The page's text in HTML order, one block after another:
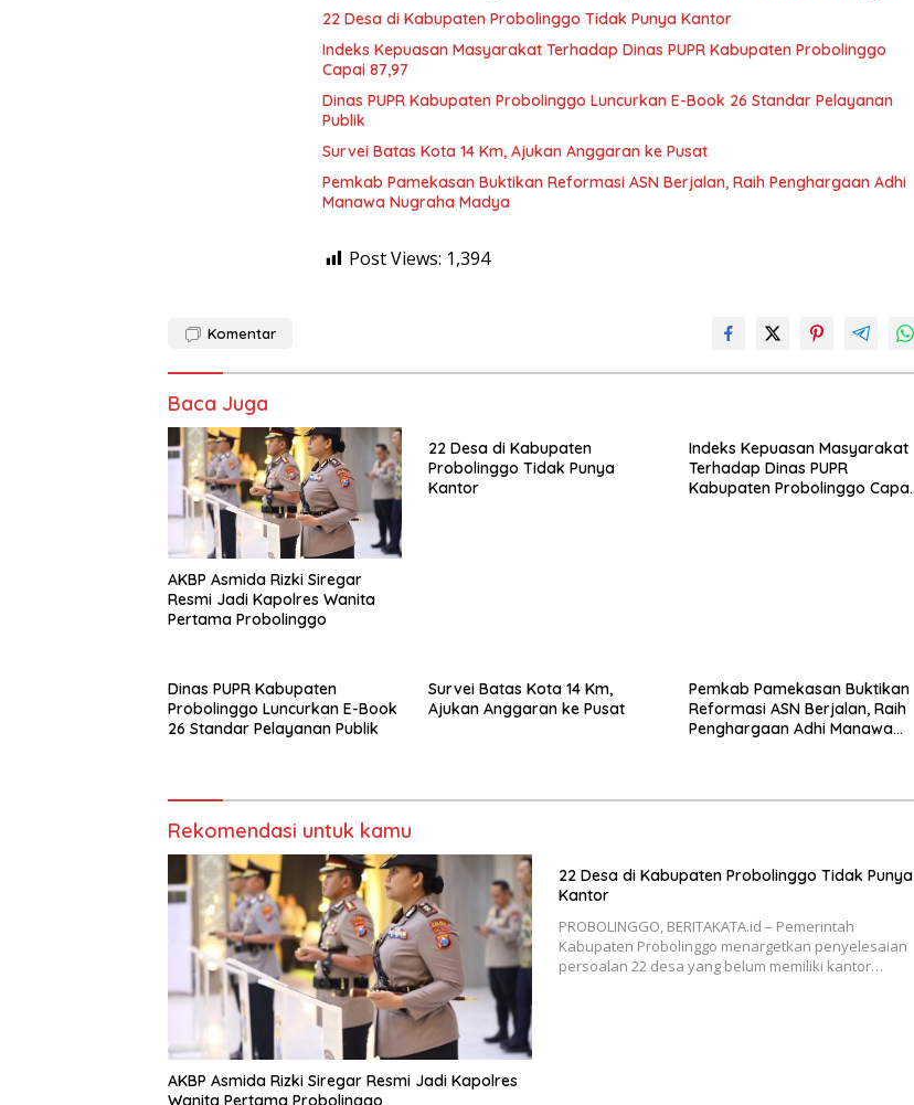
22 Desa di Kabupaten Probolinggo Tidak Punya Kantor
Indeks Kepuasan Masyarakat Terhadap Dinas PUPR Kabupaten Probolinggo
Capai 87,97
Dinas PUPR Kabupaten Probolinggo Luncurkan E-Book 26 Standar Pelayanan
Publik
Survei Batas Kota 14 Km, Ajukan Anggaran ke Pusat
Pemkab Pamekasan Buktikan Reformasi ASN Berjalan, Raih Penghargaan Adhi
Manawa Nugraha Madya
Post Views: 1,394
Komentar
Baca Juga
AKBP Asmida Rizki Siregar
Resmi Jadi Kapolres Wanita
Pertama Probolinggo
22 Desa di Kabupaten
Probolinggo Tidak Punya
Kantor
Indeks Kepuasan Masyarakat
Terhadap Dinas PUPR
Kabupaten Probolinggo Capai
Dinas PUPR Kabupaten
Probolinggo Luncurkan E-Book
26 Standar Pelayanan Publik
Survei Batas Kota 14 Km,
Ajukan Anggaran ke Pusat
Pemkab Pamekasan Buktikan
Reformasi ASN Berjalan, Raih
Penghargaan Adhi Manawa
Rekomendasi untuk kamu
AKBP Asmida Rizki Siregar Resmi Jadi Kapolres
Wanita Pertama Probolinggo
22 Desa di Kabupaten Probolinggo Tidak Punya
Kantor
PROBOLINGGO, BERITAKATA.id – Pemerintah
Kabupaten Probolinggo menargetkan penyelesaian
persoalan 22 desa yang belum memiliki kantor…